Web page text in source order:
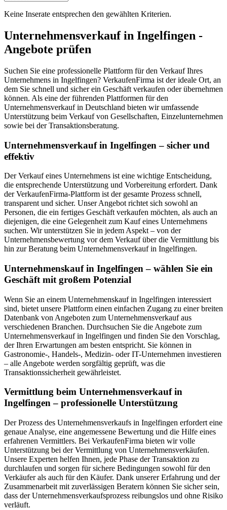
Keine Inserate entsprechen den gewählten Kriterien.
Unternehmensverkauf in Ingelfingen -
Angebote prüfen
Suchen Sie eine professionelle Plattform für den Verkauf Ihres
Unternehmens in Ingelfingen? VerkaufenFirma ist der ideale Ort, an
dem Sie schnell und sicher ein Geschäft verkaufen oder übernehmen
können. Als eine der führenden Plattformen für den
Unternehmensverkauf in Deutschland bieten wir umfassende
Unterstützung beim Verkauf von Gesellschaften, Einzelunternehmen
sowie bei der Transaktionsberatung.
Unternehmensverkauf in Ingelfingen – sicher und
effektiv
Der Verkauf eines Unternehmens ist eine wichtige Entscheidung,
die entsprechende Unterstützung und Vorbereitung erfordert. Dank
der VerkaufenFirma-Plattform ist der gesamte Prozess schnell,
transparent und sicher. Unser Angebot richtet sich sowohl an
Personen, die ein fertiges Geschäft verkaufen möchten, als auch an
diejenigen, die eine Gelegenheit zum Kauf eines Unternehmens
suchen. Wir unterstützen Sie in jedem Aspekt – von der
Unternehmensbewertung vor dem Verkauf über die Vermittlung bis
hin zur Beratung beim Unternehmensverkauf in Ingelfingen.
Unternehmenskauf in Ingelfingen – wählen Sie ein
Geschäft mit großem Potenzial
Wenn Sie an einem Unternehmenskauf in Ingelfingen interessiert
sind, bietet unsere Plattform einen einfachen Zugang zu einer breiten
Datenbank von Angeboten zum Unternehmensverkauf aus
verschiedenen Branchen. Durchsuchen Sie die Angebote zum
Unternehmensverkauf in Ingelfingen und finden Sie den Vorschlag,
der Ihren Erwartungen am besten entspricht. Sie können in
Gastronomie-, Handels-, Medizin- oder IT-Unternehmen investieren
– alle Angebote werden sorgfältig geprüft, was die
Transaktionssicherheit gewährleistet.
Vermittlung beim Unternehmensverkauf in
Ingelfingen – professionelle Unterstützung
Der Prozess des Unternehmensverkaufs in Ingelfingen erfordert eine
genaue Analyse, eine angemessene Bewertung und die Hilfe eines
erfahrenen Vermittlers. Bei VerkaufenFirma bieten wir volle
Unterstützung bei der Vermittlung von Unternehmensverkäufen.
Unsere Experten helfen Ihnen, jede Phase der Transaktion zu
durchlaufen und sorgen für sichere Bedingungen sowohl für den
Verkäufer als auch für den Käufer. Dank unserer Erfahrung und der
Zusammenarbeit mit zuverlässigen Beratern können Sie sicher sein,
dass der Unternehmensverkaufsprozess reibungslos und ohne Risiko
verläuft.